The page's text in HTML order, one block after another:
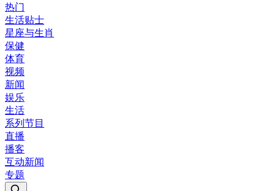
热门
生活贴士
星座与生肖
保健
体育
视频
新闻
娱乐
生活
系列节目
直播
播客
互动新闻
专题